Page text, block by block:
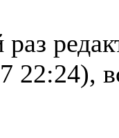
22:24),